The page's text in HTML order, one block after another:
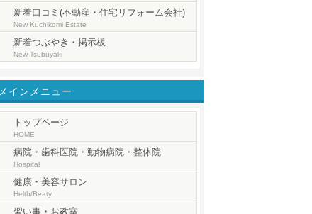
新着口コミ(不動産・住宅リフォーム会社)
New Kuchikomi Estate
新着つぶやき・掲示板
New Tsubuyaki
メインメニュー
トップページ
HOME
病院・歯科医院・動物病院・整体院
Hospital
健康・美容サロン
Helth/Beaty
習い事・お教室